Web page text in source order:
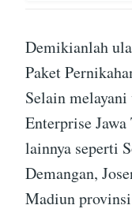
Demikianlah
Paket
Selain
Enterprise
lainnya seperti
Demangan,
Madiun